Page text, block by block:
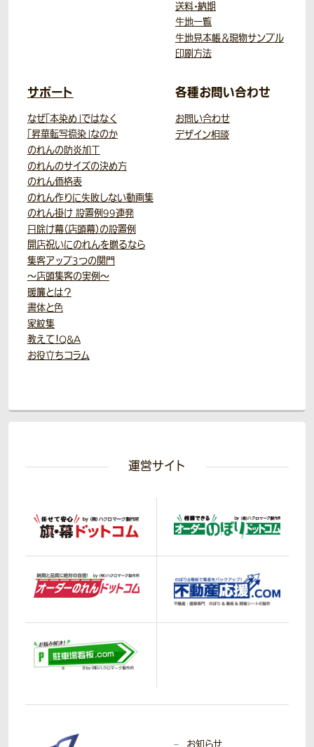
送料・納期
生地一覧
生地見本帳＆現物サンプル
印刷方法
サポート
なぜ「本染め」ではなく
「昇華転写捺染」なのか
のれんの防炎加工
のれんのサイズの決め方
のれん価格表
のれん作りに失敗しない動画集
のれん掛け 設置例99連発
日除け幕（店頭幕）の設置例
開店祝いにのれんを贈るなら
集客アップ3つの関門
～店頭集客の実例～
暖簾とは？
書体と色
家紋集
教えて！Q&A
お役立ちコラム
各種お問い合わせ
お問い合わせ
デザイン相談
運営サイト